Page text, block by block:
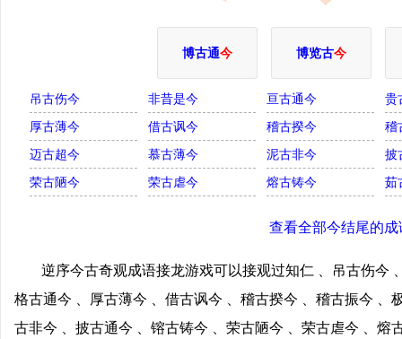
博古通今 博览古今
吊古伤今 非昔是今 亘古通今
贵
厚古薄今
借古讽今 稽古揆今
稽
迈古超今
慕古薄今 泥古非今
披
荣古陋今
荣古虐今 熔古铸今 茹
查看全部今结尾的成
逆序今古奇观成语接龙游戏可以接观过知仁 、吊古伤今
格古通今 、厚古薄今 、借古讽今 、稽古揆今 、稽古振今 、
古非今 、披古通今 、镕古铸今 、荣古陋今 、荣古虐今 、熔